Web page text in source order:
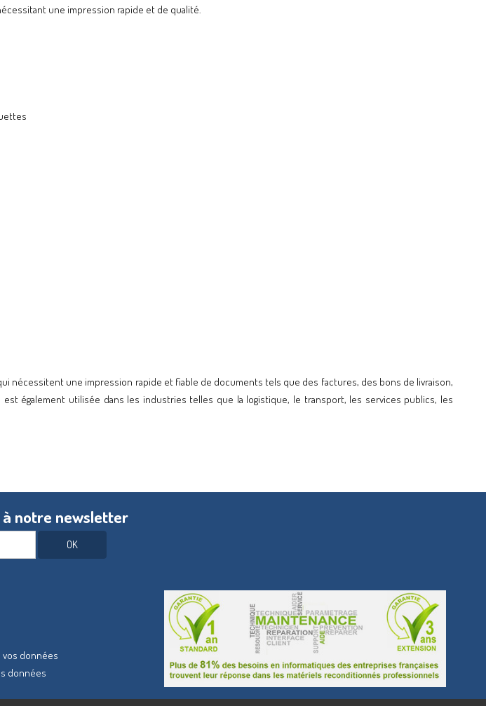
une impression rapide et de qualité.
nécessitent une impression rapide et fiable de documents tels que des factures, des bons de livraison,
également utilisée dans les industries telles que la logistique, le transport, les services publics, les
notre newsletter
OK
vos données
données